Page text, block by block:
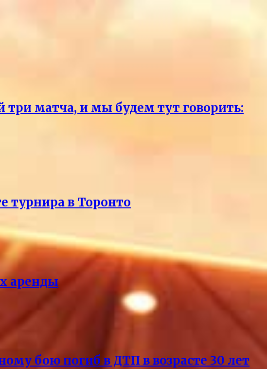
матча, и мы будем тут говорить:
турнира в Торонто
аренды
бою погиб в ДТП в возрасте 30 лет